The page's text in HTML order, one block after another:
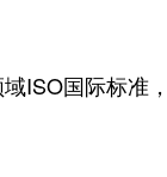
国际标准，